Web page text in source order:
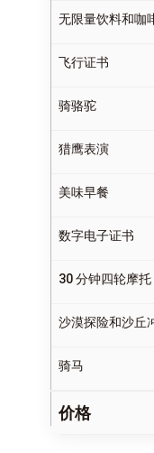
无限量饮料和咖
飞行证书
骑骆驼
猎鹰表演
美味早餐
数字电子证书
30 分钟四轮摩托
沙漠探险和沙丘
骑马
价格